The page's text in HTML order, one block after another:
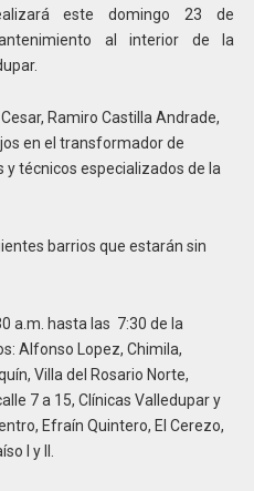
este domingo 23 de
al interior de la
Ramiro Castilla Andrade,
en el transformador de
técnicos especializados de la
barrios que estarán sin
a.m. hasta las 7:30 de la
Alfonso Lopez, Chimila,
Villa del Rosario Norte,
7 a 15, Clínicas Valledupar y
Efraín Quintero, El Cerezo,
I y II.